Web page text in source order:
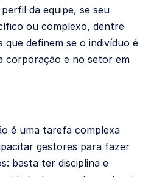
da equipe, se seu
ou complexo, dentre
que definem se o indivíduo é
corporação e no setor em
é uma tarefa complexa
gestores para fazer
basta ter disciplina e